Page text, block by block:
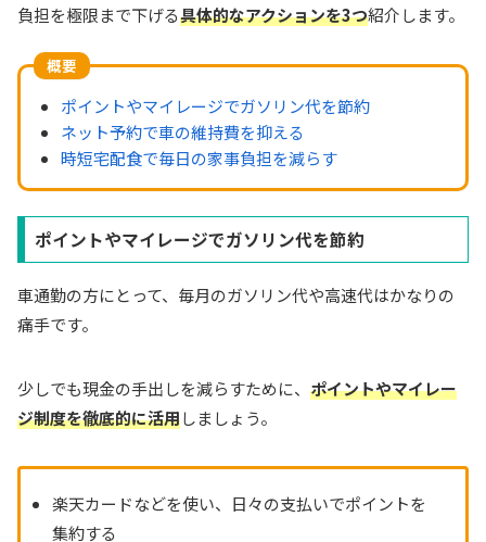
負担を極限まで下げる具体的なアクションを3つ紹介します。
概要
ポイントやマイレージでガソリン代を節約
ネット予約で車の維持費を抑える
時短宅配食で毎日の家事負担を減らす
ポイントやマイレージでガソリン代を節約
車通勤の方にとって、毎月のガソリン代や高速代はかなりの
痛手です。
少しでも現金の手出しを減らすために、 ポイントやマイレー
ジ制度を徹底的に活用しましょう。
楽天カードなどを使い、日々の支払いでポイントを
集約する